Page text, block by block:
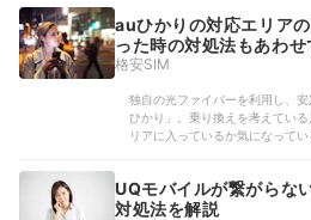
auひかりの対応エリア
った時の対処法もあわせ
格安SIM
独自の光ファイバーを利用し、
ひかり」。乗り換えを考えてい
リアに入っているか気になって
UQモバイルが繋がらな
対処法を解説